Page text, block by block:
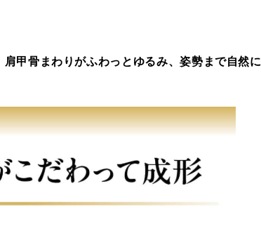
肩甲骨まわりがふわっとゆるみ、姿勢まで自然に